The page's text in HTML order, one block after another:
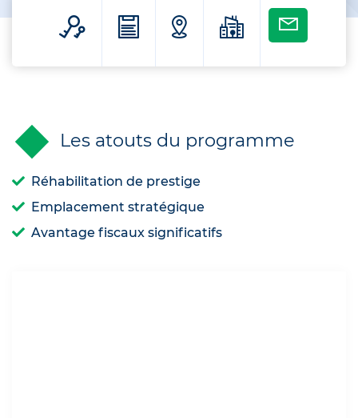
Les atouts du programme
Réhabilitation de prestige
Emplacement stratégique
Avantage fiscaux significatifs